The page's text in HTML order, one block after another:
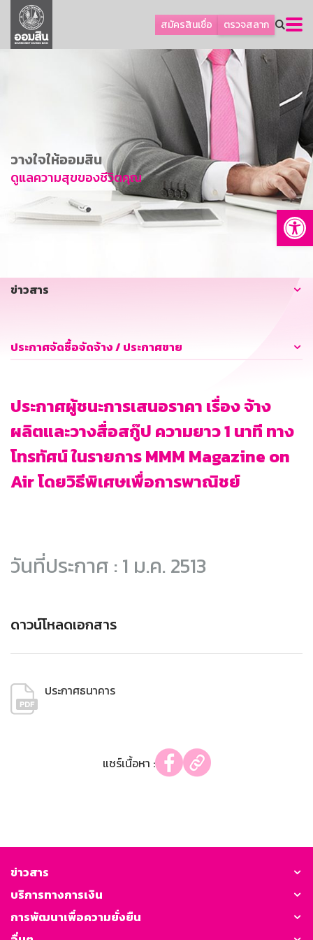
สมัครสินเชื่อ ตรวจสลาก
ลูกค้าธุรกิจ
ลูกค้าผู้ประกอบรายย่อย
การพัฒนาที่ยั่งยืน
ข่าวสาร
บริการทางการเงิน
อื่นๆ
วางใจให้ออมสิน
ดูแลความสุขของชีวิตคุณ
ข่าวสาร
ประกาศจัดซื้อจัดจ้าง / ประกาศขาย
ประกาศผู้ชนะการเสนอราคา เรื่อง จ้าง
ผลิตและวางสื่อสกู๊ป ความยาว 1 นาที ทาง
โทรทัศน์ ในรายการ MMM Magazine on
Air โดยวิธีพิเศษเพื่อการพาณิชย์
วันที่ประกาศ : 1 ม.ค. 2513
ดาวน์โหลดเอกสาร
ประกาศธนาคาร
แชร์เนื้อหา :
ข่าวสาร
บริการทางการเงิน
การพัฒนาเพื่อความยั่งยืน